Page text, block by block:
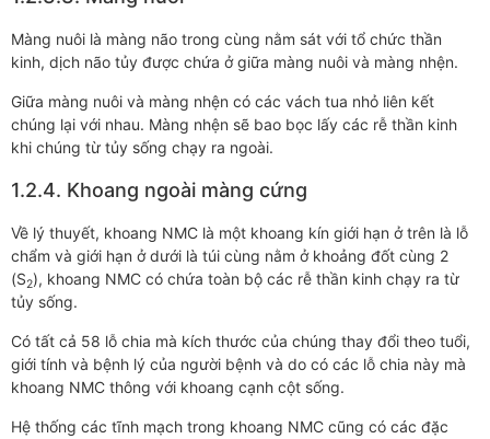
Màng nuôi là màng não trong cùng nằm sát với tổ chức thần
kinh, dịch não tủy được chứa ở giữa màng nuôi và màng nhện.
Giữa màng nuôi và màng nhện có các vách tua nhỏ liên kết
chúng lại với nhau. Màng nhện sẽ bao bọc lấy các rễ thần kinh
khi chúng từ tủy sống chạy ra ngoài.
1.2.4. Khoang ngoài màng cứng
Về lý thuyết, khoang NMC là một khoang kín giới hạn ở trên là lỗ
chẩm và giới hạn ở dưới là túi cùng nằm ở khoảng đốt cùng 2
(S2), khoang NMC có chứa toàn bộ các rễ thần kinh chạy ra từ
tủy sống.
Có tất cả 58 lỗ chia mà kích thước của chúng thay đổi theo tuổi,
giới tính và bệnh lý của người bệnh và do có các lỗ chia này mà
khoang NMC thông với khoang cạnh cột sống.
Hệ thống các tĩnh mạch trong khoang NMC cũng có các đặc